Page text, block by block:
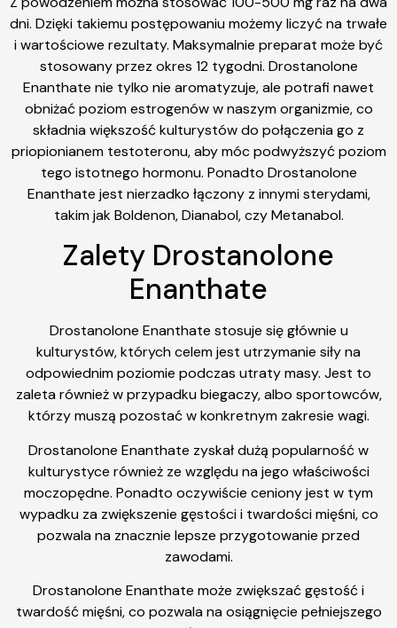
dni. Dzięki takiemu postępowaniu możemy liczyć na trwałe
i wartościowe rezultaty. Maksymalnie preparat może być
stosowany przez okres 12 tygodni. Drostanolone
Enanthate nie tylko nie aromatyzuje, ale potrafi nawet
obniżać poziom estrogenów w naszym organizmie, co
składnia większość kulturystów do połączenia go z
priopionianem testoteronu, aby móc podwyższyć poziom
tego istotnego hormonu. Ponadto Drostanolone
Enanthate jest nierzadko łączony z innymi sterydami,
takim jak Boldenon, Dianabol, czy Metanabol.
Zalety Drostanolone
Enanthate
Drostanolone Enanthate stosuje się głównie u
kulturystów, których celem jest utrzymanie siły na
odpowiednim poziomie podczas utraty masy. Jest to
zaleta również w przypadku biegaczy, albo sportowców,
którzy muszą pozostać w konkretnym zakresie wagi.
Drostanolone Enanthate zyskał dużą popularność w
kulturystyce również ze względu na jego właściwości
moczopędne. Ponadto oczywiście ceniony jest w tym
wypadku za zwiększenie gęstości i twardości mięśni, co
pozwala na znacznie lepsze przygotowanie przed
zawodami.
Drostanolone Enanthate może zwiększać gęstość i
twardość mięśni, co pozwala na osiągnięcie pełniejszego